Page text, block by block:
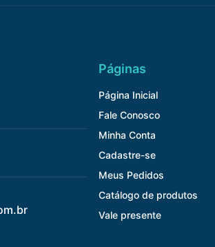
Páginas
Página Inicial
Fale Conosco
Minha Conta
Cadastre-se
Meus Pedidos
Catálogo de produtos
Vale presente